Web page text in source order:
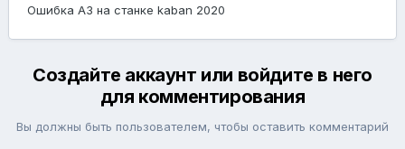
Ошибка А3 на станке kaban 2020
Создайте аккаунт или войдите в него
для комментирования
Вы должны быть пользователем, чтобы оставить комментарий